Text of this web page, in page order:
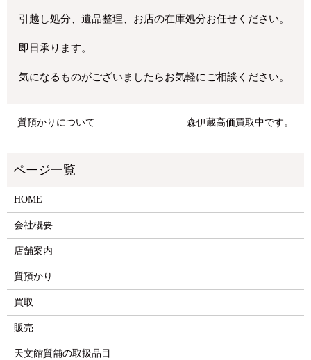
引越し処分、遺品整理、お店の在庫処分お任せください。
即日承ります。
気になるものがございましたらお気軽にご相談ください。
質預かりについて 森伊蔵高価買取中です。
HOME
会社概要
店舗案内
質預かり
買取
販売
天文館質舗の取扱品目